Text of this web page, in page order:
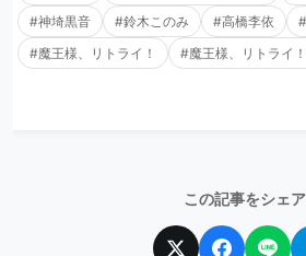
#神埼黒音
#鈴木このみ #高橋李依
#魔王様、リトライ！
#魔王様、リトライ
この記事をシェア